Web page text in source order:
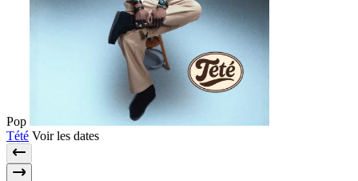
Pop
Tété Voir les dates